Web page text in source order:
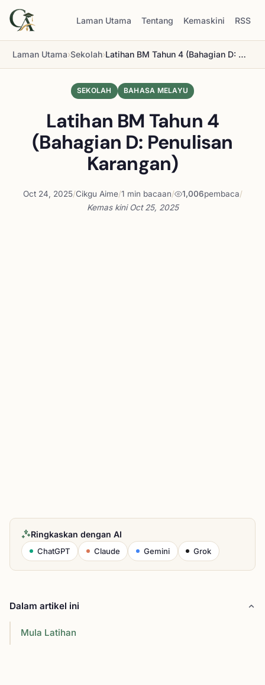
Laman Utama Tentang Kemaskini RSS
Laman Utama›Sekolah› Latihan BM Tahun 4 (Bahagian D: Penulisan Karangan)
SEKOLAH BAHASA MELAYU
Latihan BM Tahun 4
(Bahagian D: Penulisan
Karangan)
Oct 24, 2025/Cikgu Aime/1 min bacaan/ 1,006pembaca/
Kemas kiniOct 25, 2025
Ringkaskan dengan AI
ChatGPT Claude Gemini Grok
Dalam artikel ini
Mula Latihan